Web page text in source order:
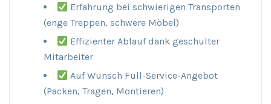
Erfahrung bei schwierigen Transporten
(enge Treppen, schwere Möbel)
Effizienter Ablauf dank geschulter
Mitarbeiter
Auf Wunsch Full-Service-Angebot
(Packen, Tragen, Montieren)